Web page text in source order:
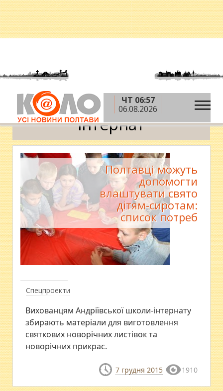
ЧТ 06:57
06.08.2026
Головна » інтернат
інтернат
Спецпроекти
Полтавці можуть
допомогти
влаштувати свято
дітям-сиротам:
список потреб
Вихованцям Андріївської школи-інтернату
збирають матеріали для виготовлення
святкових новорічних листівок та
новорічних прикрас.
7 грудня 2015 1910